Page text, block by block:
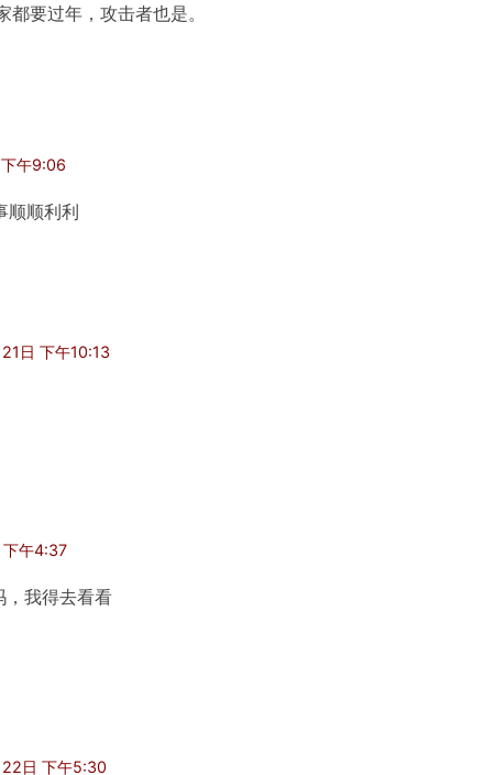
都要过年，攻击者也是。
午9:06
顺顺利利
日 下午10:13
午4:37
我得去看看
日 下午5:30